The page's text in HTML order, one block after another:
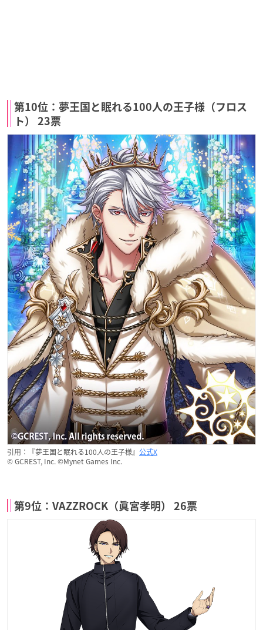
第10位：夢王国と眠れる100人の王子様（フロス
ト） 23票
引用：『夢王国と眠れる100人の王子様』 公式X
© GCREST, Inc. ©Mynet Games Inc.
第9位：VAZZROCK（眞宮孝明） 26票